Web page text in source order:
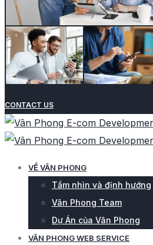
CONTACT US
VỀ VÂN PHONG
Tầm nhìn và định hướng
Vân Phong Team
Dự Án của Vân Phong
VÂN PHONG WEB SERVICE